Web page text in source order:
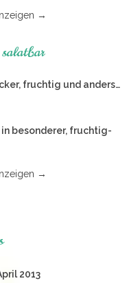
→
salatbar
fruchtig und anders…
besonderer, fruchtig-
→
2013